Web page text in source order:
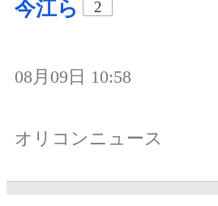
今江ら
2
08月09日 10:58
オリコンニュース